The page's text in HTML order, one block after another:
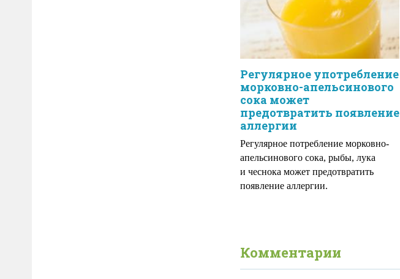
Регулярное употребление
морковно-апельсинового
сока может
предотвратить появление
аллергии
Регулярное потребление морковно-
апельсинового сока, рыбы, лука
и чеснока может предотвратить
появление аллергии.
Комментарии